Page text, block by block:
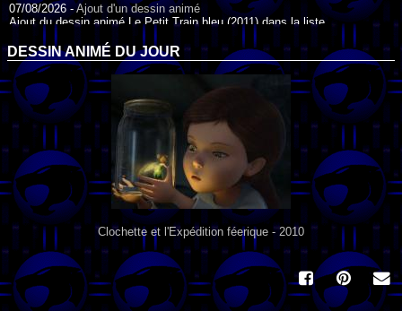
07/08/2026 -Ajout d'un dessin animé
Ajout du dessin animé Le Petit Train bleu (2011) dans la liste.
07/08/2026 -Ajout d'un dessin animé
Ajout du dessin animé Agent Spécial Oso (2009) dans la liste.
17/07/2026 -
Ajout d'un dessin animé
Ajout du dessin animé Peter Pan (1988) dans la liste.
17/07/2026 -Ajout d'un dessin animé
Ajout du dessin animé Le Bossu de Notre-Dame (1996) dans la liste.
DESSIN ANIMÉ DU JOUR
Clochette et l'Expédition féerique - 2010